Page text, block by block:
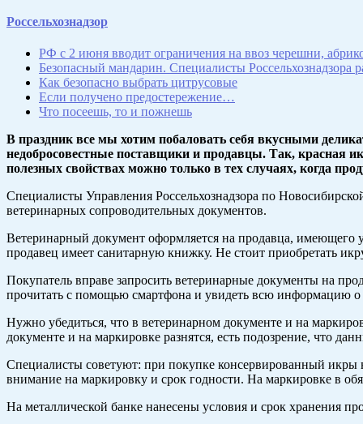
Россельхознадзор
РФ с 2 июня вводит ограничения на ввоз черешни,
Безопасный мандарин. Специалисты Россельхознадзора
Как безопасно выбрать цитрусовые
Если получено предостережение…
Что посеешь, то и пожнешь
В праздник все мы хотим побаловать себя вкусными
недобросовестные поставщики и продавцы. Так, красная
полезных свойствах можно только в тех случаях, когда
Специалисты Управления Россельхознадзора по
ветеринарных сопроводительных документов.
Ветеринарный документ оформляется на продавца, имеющего
продавец имеет санитарную книжку. Не стоит приобретать
Покупатель вправе запросить ветеринарные документы на
прочитать с помощью смартфона и увидеть всю информацию о
Нужно убедиться, что в ветеринарном документе и на
документе и на маркировке разнятся, есть подозрение, что
Специалисты советуют: при покупке консервированный
внимание на маркировку и срок годности. На маркировке в
На металлической банке нанесены условия и срок хранения